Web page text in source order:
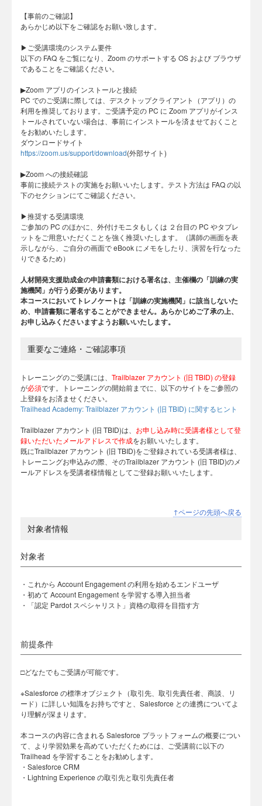
​【事前のご確認】
あらかじめ以下をご確認をお願い致します。
▶︎ご受講環境のシステム要件
以下の FAQ をご覧になり、Zoom のサポートする OS および ブラウザ
であることをご確認ください。
▶︎Zoom アプリのインストールと接続
PC でのご受講に際しては、デスクトップクライアント（アプリ）の
利用を推奨しております。ご受講予定の PC に Zoom アプリがインス
トールされていない場合は、事前にインストールを済ませておくこと
をお勧めいたします。
ダウンロードサイト
https://zoom.us/support/download(外部サイト)
▶︎Zoom への接続確認
事前に接続テストの実施をお願いいたします。テスト方法は FAQ の以
下のセクションにてご確認ください。
​▶︎推奨する受講環境
ご参加の PC のほかに、外付けモニタもしくは ２台目の PC やタブレ
ットをご用意いただくことを強く推奨いたします。（講師の画面を表
示しながら、ご自分の画面で eBook にメモをしたり、演習を行なった
りできるため）
人材開発支援助成金の申請書類における署名は、主催欄の「訓練の実
施機関」が行う必要があります。
本コースにおいてトレノケートは「訓練の実施機関」に該当しないた
め、申請書類に署名することができません。あらかじめご了承の上、
お申し込みくださいますようお願いいたします。
重要なご連絡・ご確認事項
トレーニングのご受講には、 Trailblazer アカウント (旧 TBID) の登録
が必須です。トレーニングの開始前までに、以下のサイトをご参照の
上登録をお済ませください。
Trailhead Academy: Trailblazer アカウント (旧 TBID) に関するヒント
Trailblazer アカウント (旧 TBID)は、 お申し込み時に受講者様として登
録いただいたメールアドレスで作成をお願いいたします。
既にTrailblazer アカウント (旧 TBID)をご登録されている受講者様は、
トレーニングお申込みの際、そのTrailblazer アカウント (旧 TBID)のメ
ールアドレスを受講者様情報としてご登録お願いいたします。
↑ページの先頭へ戻る
対象者情報
対象者
・これから Account Engagement の利用を始めるエンドユーザ
・初めて Account Engagement を学習する導入担当者
・「認定 Pardot スペシャリスト」資格の取得を目指す方
前提条件
□どなたでもご受講が可能です。
※Salesforce の標準オブジェクト（取引先、取引先責任者、商談、リ
ード）に詳しい知識をお持ちですと、Salesforce との連携についてよ
り理解が深まります。
本コースの内容に含まれる Salesforce プラットフォームの概要につい
て、より学習効果を高めていただくためには、ご受講前に以下の
Trailhead を学習することをお勧めします。
・Salesforce CRM
・Lightning Experience の取引先と取引先責任者